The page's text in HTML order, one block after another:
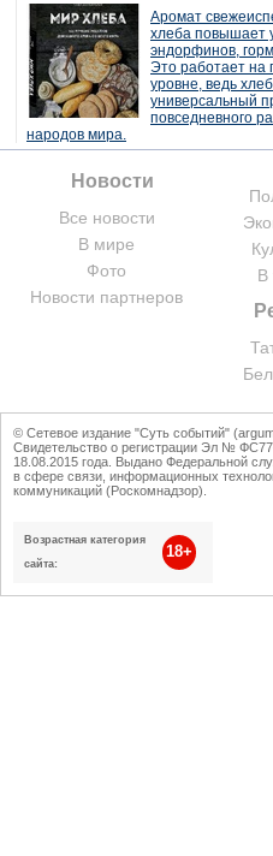
Аромат
хлеба повышает
эндорфинов,
Это работает на
уровне, ведь
универсальный
повседневного
народов мира.
Новости
Все новости
В мире
Фото
Новости партнеров
В
© Сетевое издание "Суть событий"
Свидетельство о регистрации Эл №
18.08.2015 года. Выдано Федеральной
в сфере связи, информационных
коммуникаций (Роскомнадзор).
Возрастная категория
сайта:
18+